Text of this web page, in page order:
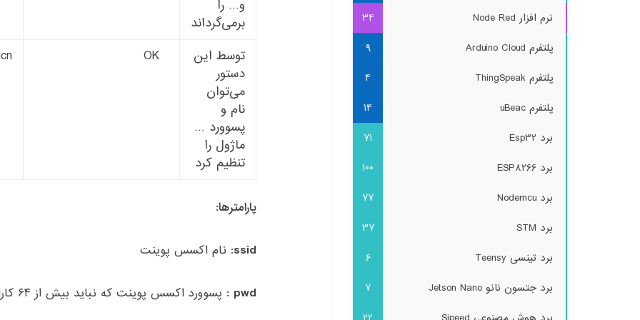
و… را
برمی‌گرداند
توسط این
دستور
می‌توان
نام و
پسوورد …
ماژول را
تنظیم کرد
پارامترها:
ssid: نام اکسس پوینت
pwd : پسوورد اکسس پوینت که نباید بیش از ۶۴ کاراکتر باشد
نرم افزار Node Red
34
پلتفرم Arduino Cloud
9
پلتفرم ThingSpeak
4
پلتفرم uBeac
14
برد Esp32
71
برد ESP8266
100
برد Nodemcu
77
برد STM
37
برد تینسی Teensy
6
برد جتسون نانو Jetson Nano
7